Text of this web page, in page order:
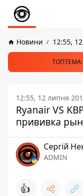
Новини 12:55,
ТОПТЕМА:
12:55, 12 липня
Ryanair VS
прививка
Сергій
ADMIN
👍